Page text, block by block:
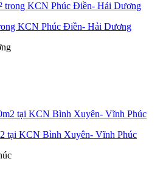
KCN Phúc Điền- Hải Dương
tại KCN Bình Xuyên- Vĩnh Phúc